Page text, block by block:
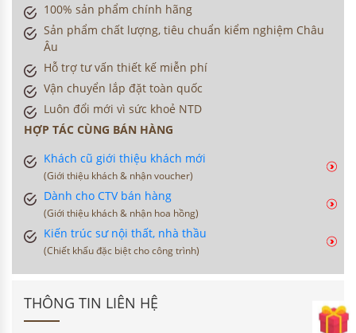
100% sản phẩm chính hãng
Sản phẩm chất lượng, tiêu chuẩn kiểm nghiệm Châu
Âu
Hỗ trợ tư vấn thiết kế miễn phí
Vận chuyển lắp đặt toàn quốc
Luôn đổi mới vì sức khoẻ NTD
HỢP TÁC CÙNG BÁN HÀNG
Khách cũ giới thiệu khách mới
(Giới thiệu khách & nhận voucher)
Dành cho CTV bán hàng
(Giới thiệu khách & nhận hoa hồng)
Kiến trúc sư nội thất, nhà thầu
(Chiết khấu đặc biệt cho công trình)
THÔNG TIN LIÊN HỆ